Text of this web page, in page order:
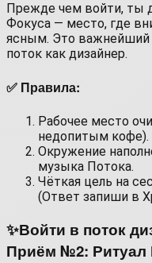
Прежде чем войти, ты
Фокуса — место, где
ясным. Это важнейший
поток как дизайнер.
✅ Правила:
Рабочее место
недопитым кофе).
Окружение
музыка Потока.
Чёткая цель на
(Ответ запиши в
✨Войти в поток
Приём №2: Ритуал